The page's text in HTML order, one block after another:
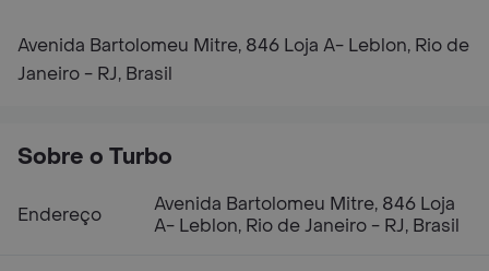
Avenida Bartolomeu Mitre, 846 Loja A- Leblon, Rio de
Janeiro - RJ, Brasil
Sobre o Turbo
Endereço
Avenida Bartolomeu Mitre, 846 Loja
A- Leblon, Rio de Janeiro - RJ, Brasil